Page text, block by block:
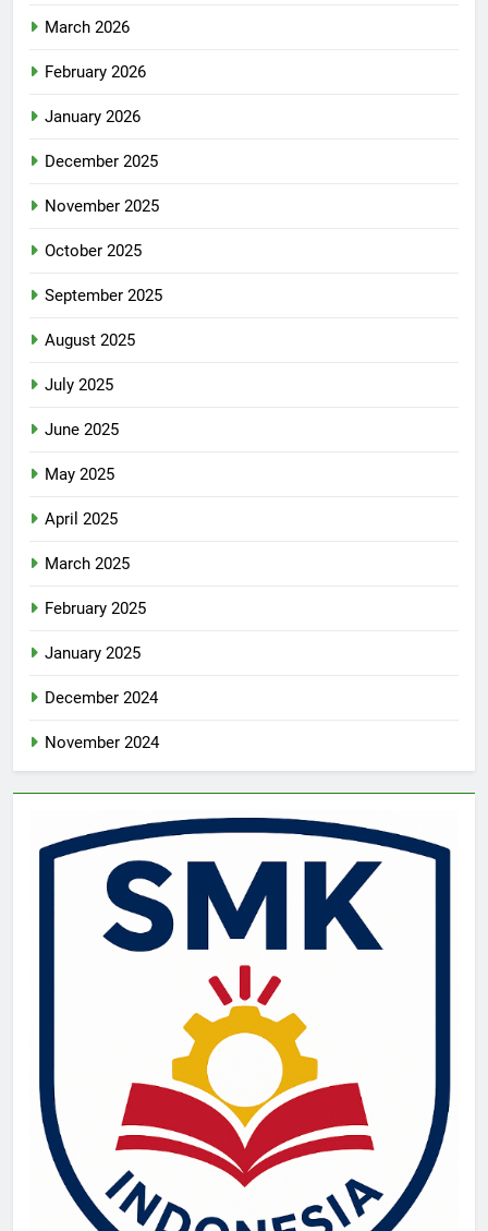
March 2026
February 2026
January 2026
December 2025
November 2025
October 2025
September 2025
August 2025
July 2025
June 2025
May 2025
April 2025
March 2025
February 2025
January 2025
December 2024
November 2024